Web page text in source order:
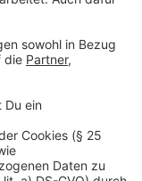
vor Ablauf
September),
in der neuen
werde: